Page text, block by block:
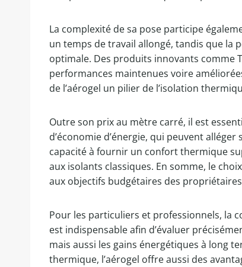
La complexité de sa pose participe
un temps de travail allongé, tandis que la
optimale. Des produits innovants comme
performances maintenues voire
de l’aérogel un pilier de l’isolation
Outre son prix au mètre carré, il est
d’économie d’énergie, qui peuvent
capacité à fournir un confort thermique
aux isolants classiques. En somme, le
aux objectifs budgétaires des
Pour les particuliers et professionnels, la
est indispensable afin d’évaluer
mais aussi les gains énergétiques à long
thermique, l’aérogel offre aussi des